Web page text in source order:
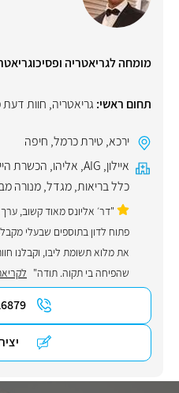
מומחה לגריאטריה
תחום ראשי: גריאטריה, חוות
ירכא, טירת כרמל, חיפה
איילון,
AIG
, אליהו, הכשרת
כלל בריאות,מגדל,מנורה
"דר׳ אליונס מאוד קשוב,
פתוח לדון בתוספים שבעלי
את מלוא תשומת ליבו, וקבלנו
שהפיחה בי תקוה. תודה"